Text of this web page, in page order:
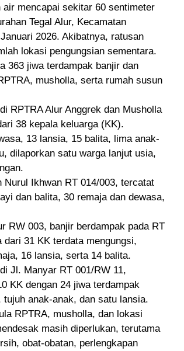
mencapai sekitar 60 sentimeter
Tegal Alur, Kecamatan
2026. Akibatnya, ratusan
lokasi pengungsian sementara.
363 jiwa terdampak banjir dan
musholla, serta rumah susun
RPTRA Alur Anggrek dan Musholla
38 kepala keluarga (KK).
13 lansia, 15 balita, lima anak-
dilaporkan satu warga lanjut usia,
Ikhwan RT 014/003, tercatat
dan balita, 30 remaja dan dewasa,
RW 003, banjir berdampak pada RT
31 KK terdata mengungsi,
16 lansia, serta 14 balita.
Jl. Manyar RT 001/RW 11,
KK dengan 24 jiwa terdampak
anak-anak, dan satu lansia.
RPTRA, musholla, dan lokasi
masih diperlukan, terutama
obat-obatan, perlengkapan